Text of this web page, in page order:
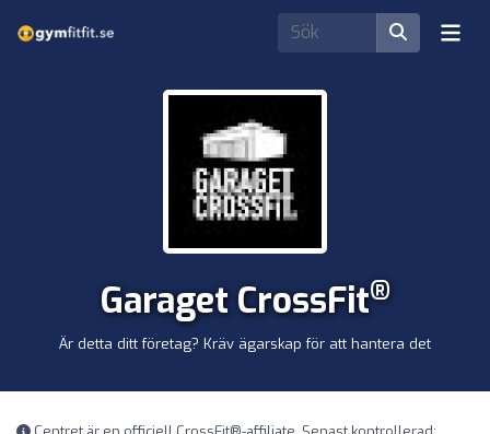
Garaget CrossFit®
Är detta ditt företag? Kräv ägarskap för att hantera det